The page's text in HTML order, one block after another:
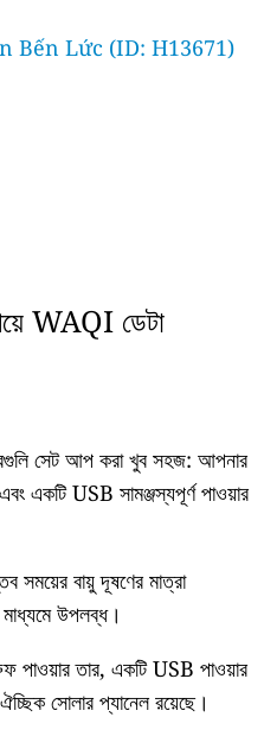
Bến Lức (ID: H13671)
WAQI ডেটা
সেট আপ করা খুব সহজ: আপনার
একটি USB সামঞ্জস্যপূর্ণ পাওয়ার
সময়ের বায়ু দূষণের মাত্রা
উপলব্ধ।
পাওয়ার তার, একটি USB পাওয়ার
সোলার প্যানেল রয়েছে।